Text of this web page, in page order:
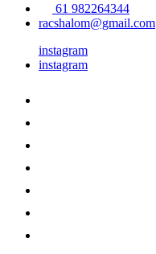
61 982264344
racshalom@gmail.com
instagram
instagram